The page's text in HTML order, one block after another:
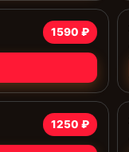
1590 ₽
1250 ₽